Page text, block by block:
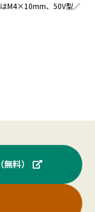
HDCP2.2対応、
1系統（
M4×10mm、50V型／
料）